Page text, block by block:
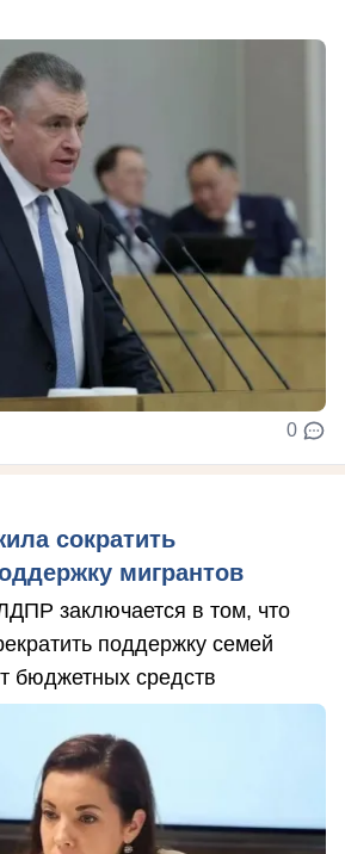
0
сократить
мигрантов
заключается в том, что
поддержку семей
бюджетных средств